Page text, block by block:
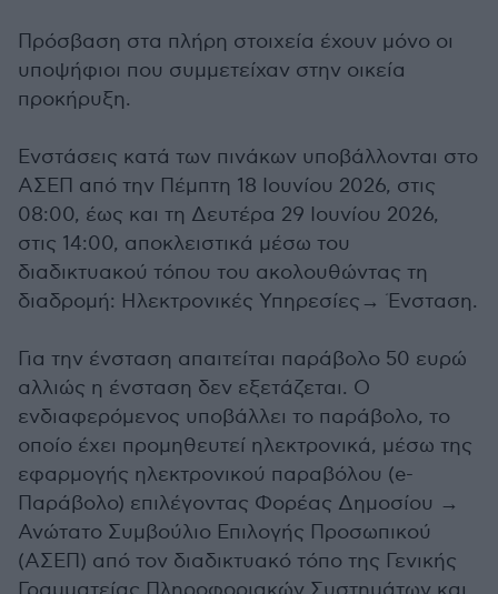
Πρόσβαση στα πλήρη στοιχεία έχουν μόνο οι
υποψήφιοι που συμμετείχαν στην οικεία
προκήρυξη.
Ενστάσεις κατά των πινάκων υποβάλλονται στο
ΑΣΕΠ από την Πέμπτη 18 Ιουνίου 2026, στις
08:00, έως και τη Δευτέρα 29 Ιουνίου 2026,
στις 14:00, αποκλειστικά μέσω του
διαδικτυακού τόπου του ακολουθώντας τη
διαδρομή: Ηλεκτρονικές Υπηρεσίες→ Ένσταση.
Για την ένσταση απαιτείται παράβολο 50 ευρώ
αλλιώς η ένσταση δεν εξετάζεται. Ο
ενδιαφερόμενος υποβάλλει το παράβολο, το
οποίο έχει προμηθευτεί ηλεκτρονικά, μέσω της
εφαρμογής ηλεκτρονικού παραβόλου (e-
Παράβολο) επιλέγοντας Φορέας Δημοσίου →
Ανώτατο Συμβούλιο Επιλογής Προσωπικού
(ΑΣΕΠ) από τον διαδικτυακό τόπο της Γενικής